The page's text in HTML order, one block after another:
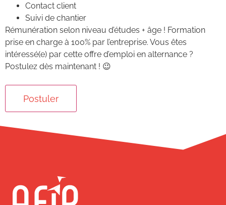
Contact client
Suivi de chantier
Rémunération selon niveau d’études + âge ! Formation
prise en charge à 100% par l’entreprise. Vous êtes
intéressé(e) par cette offre d’emploi en alternance ?
Postulez dès maintenant ! 😉